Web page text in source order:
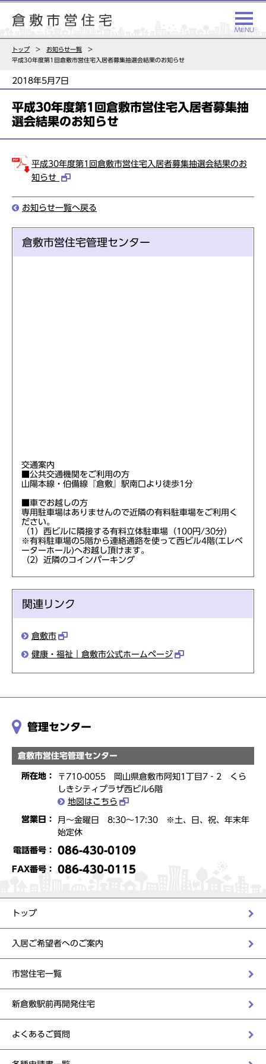
トップ
お知らせ一覧
平成30年度第1回倉敷市営住宅入居者募集抽選会結果のお知らせ
2018年5月7日
平成30年度第1回倉敷市営住宅入居者募集抽
選会結果のお知らせ
平成30年度第1回倉敷市営住宅入居者募集抽選会結果のお
知らせ
お知らせ一覧へ戻る
倉敷市営住宅管理センター
交通案内
■公共交通機関をご利用の方
山陽本線・伯備線『倉敷』駅南口より徒歩1分
■車でお越しの方
専用駐車場はありませんので近隣の有料駐車場をご利用く
ださい。
（1）西ビルに隣接する有料立体駐車場（100円/30分）
※有料駐車場の5階から連絡通路を使って西ビル4階(エレベ
ーターホール)へお越し頂けます。
（2）近隣のコインパーキング
関連リンク
倉敷市
健康・福祉｜倉敷市公式ホームページ
管理センター
倉敷市営住宅管理センター
所在地：
〒710-0055 岡山県倉敷市阿知1丁目7‐2 くら
しきシティプラザ西ビル6階
地図はこちら
営業日：
月～金曜日 8:30～17:30 ※土、日、祝、年末年
始定休
電話番号： 086-430-0109
FAX番号： 086-430-0115
トップ
入居ご希望者へのご案内
市営住宅一覧
新倉敷駅前再開発住宅
よくあるご質問